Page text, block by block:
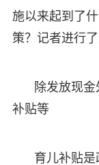
施以来起到了
策？记者进行了
除发放现
补贴等
育儿补贴是